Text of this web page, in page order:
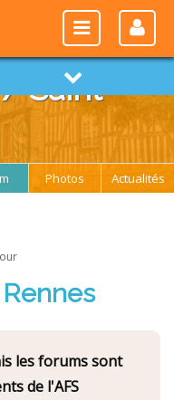
Saint-
Photos Actualités
les forums sont
de l'AFS